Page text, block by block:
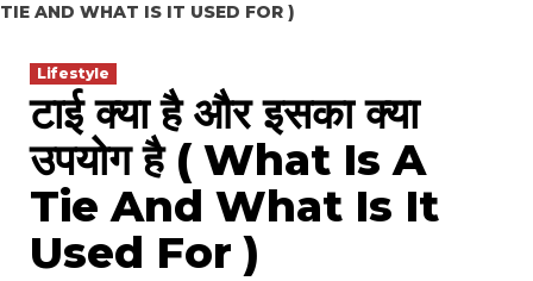
TIE AND WHAT IS IT USED FOR )
Lifestyle
टाई क्या है और इसका क्या
उपयोग है ( What Is A
Tie And What Is It
Used For )